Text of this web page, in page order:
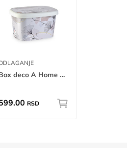
Box deco A Home Sweet Home 25L
RSD